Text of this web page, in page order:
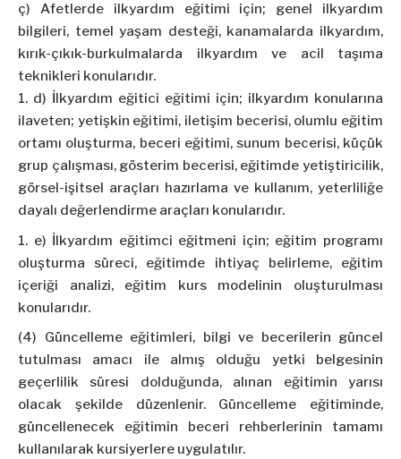
ç) Afetlerde ilkyardım eğitimi için; genel ilkyardım
bilgileri, temel yaşam desteği, kanamalarda ilkyardım,
kırık-çıkık-burkulmalarda ilkyardım ve acil taşıma
teknikleri konularıdır.
d) İlkyardım eğitici eğitimi için; ilkyardım konularına
ilaveten; yetişkin eğitimi, iletişim becerisi, olumlu eğitim
ortamı oluşturma, beceri eğitimi, sunum becerisi, küçük
grup çalışması, gösterim becerisi, eğitimde yetiştiricilik,
görsel-işitsel araçları hazırlama ve kullanım, yeterliliğe
dayalı değerlendirme araçları konularıdır.
e) İlkyardım eğitimci eğitmeni için; eğitim programı
oluşturma süreci, eğitimde ihtiyaç belirleme, eğitim
içeriği analizi, eğitim kurs modelinin oluşturulması
konularıdır.
(4) Güncelleme eğitimleri, bilgi ve becerilerin güncel
tutulması amacı ile almış olduğu yetki belgesinin
geçerlilik süresi dolduğunda, alınan eğitimin yarısı
olacak şekilde düzenlenir. Güncelleme eğitiminde,
güncellenecek eğitimin beceri rehberlerinin tamamı
kullanılarak kursiyerlere uygulatılır.